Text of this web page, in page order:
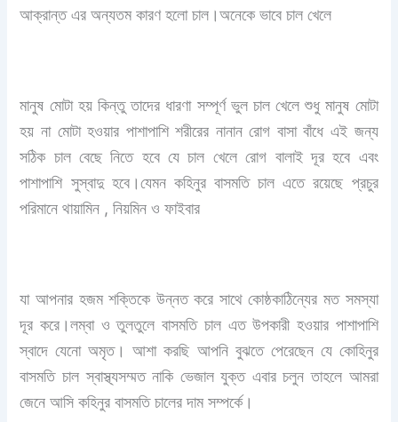
আক্রান্ত এর অন্যতম কারণ হলো চাল।অনেকে ভাবে চাল খেলে
মানুষ মোটা হয় কিন্তু তাদের ধারণা সম্পূর্ণ ভুল চাল খেলে শুধু মানুষ মোটা
হয় না মোটা হওয়ার পাশাপাশি শরীরের নানান রোগ বাসা বাঁধে এই জন্য
সঠিক চাল বেছে নিতে হবে যে চাল খেলে রোগ বালাই দূর হবে এবং
পাশাপাশি সুস্বাদু হবে।যেমন কহিনুর বাসমতি চাল এতে রয়েছে প্রচুর
পরিমানেথায়ামিন , নিয়মিন ও ফাইবার
যা আপনার হজম শক্তিকে উন্নত করে সাথে কোষ্ঠকাঠিন্যের মত সমস্যা
দূর করে।লম্বা ও তুলতুলে বাসমতি চাল এত উপকারী হওয়ার পাশাপাশি
স্বাদে যেনো অমৃত। আশা করছি আপনি বুঝতে পেরেছেন যে কোহিনুর
বাসমতি চাল স্বাস্থ্যসম্মত নাকি ভেজাল যুক্ত এবার চলুন তাহলে আমরা
জেনে আসি কহিনুর বাসমতি চালের দাম সম্পর্কে।